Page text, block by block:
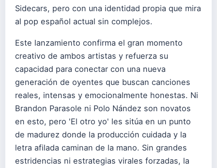
Sidecars, pero con una identidad propia que mira
al pop español actual sin complejos.
Este lanzamiento confirma el gran momento
creativo de ambos artistas y refuerza su
capacidad para conectar con una nueva
generación de oyentes que buscan canciones
reales, intensas y emocionalmente honestas. Ni
Brandon Parasole ni Polo Nández son novatos
en esto, pero 'El otro yo' les sitúa en un punto
de madurez donde la producción cuidada y la
letra afilada caminan de la mano. Sin grandes
estridencias ni estrategias virales forzadas, la